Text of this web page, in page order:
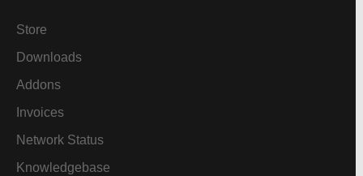
Store
Downloads
Addons
Invoices
Network Status
Knowledgebase